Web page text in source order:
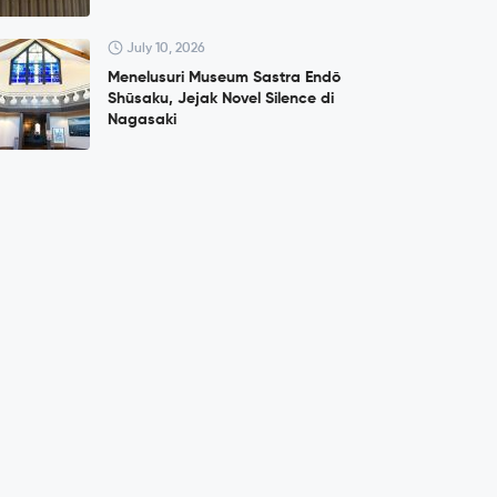
July 10, 2026
Menelusuri Museum Sastra Endō
Shūsaku, Jejak Novel Silence di
Nagasaki